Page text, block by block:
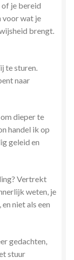
of je bereid
voor wat je
brengt.
te sturen.
naar
dieper te
handel ik op
geleid en
Vertrekt
weten, je
niet als een
gedachten,
stuur